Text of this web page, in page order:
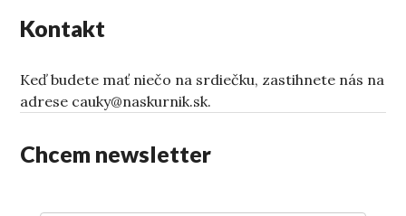
Kontakt
Keď budete mať niečo na srdiečku, zastihnete nás na
adrese cauky@naskurnik.sk.
Chcem newsletter